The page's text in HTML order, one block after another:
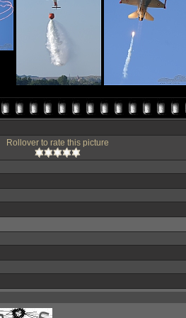
Rollover to rate this picture